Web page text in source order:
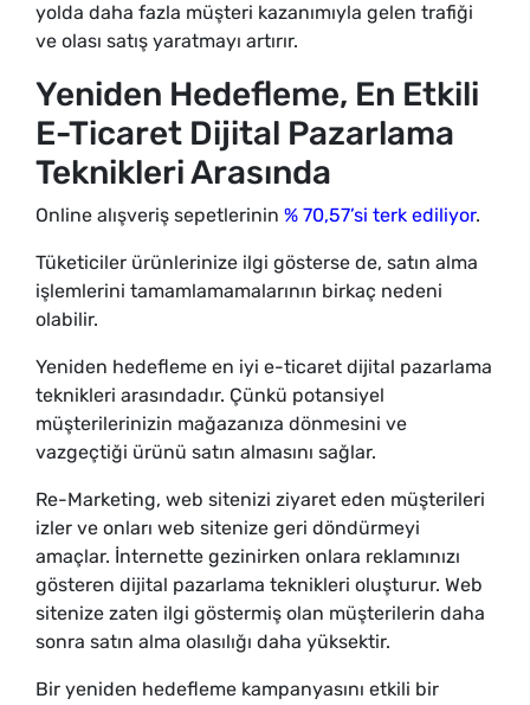
yolda daha fazla müşteri kazanımıyla gelen trafiği
ve olası satış yaratmayı artırır.
Yeniden Hedefleme, En Etkili
E-Ticaret Dijital Pazarlama
Teknikleri Arasında
Online alışveriş sepetlerinin % 70,57’si terk ediliyor.
Tüketiciler ürünlerinize ilgi gösterse de, satın alma
işlemlerini tamamlamamalarının birkaç nedeni
olabilir.
Yeniden hedefleme en iyi e-ticaret dijital pazarlama
teknikleri arasındadır. Çünkü potansiyel
müşterilerinizin mağazanıza dönmesini ve
vazgeçtiği ürünü satın almasını sağlar.
Re-Marketing, web sitenizi ziyaret eden müşterileri
izler ve onları web sitenize geri döndürmeyi
amaçlar. İnternette gezinirken onlara reklamınızı
gösteren dijital pazarlama teknikleri oluşturur. Web
sitenize zaten ilgi göstermiş olan müşterilerin daha
sonra satın alma olasılığı daha yüksektir.
Bir yeniden hedefleme kampanyasını etkili bir